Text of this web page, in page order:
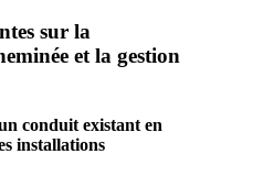
sur la
et la gestion
conduit existant en
installations